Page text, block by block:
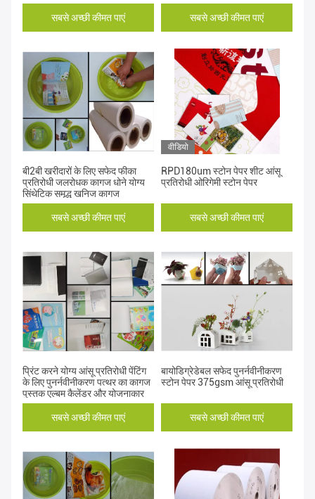
सबसे अच्छी कीमत पाएं सबसे अच्छी कीमत पाएं
बी2बी खरीदारों के लिए सफेद फीका
प्रतिरोधी जलरोधक कागज धोने योग्य
सिंथेटिक समृद्ध खनिज कागज
सबसे अच्छी कीमत पाएं
वीडियो
RPD180um स्टोन पेपर शीट आंसू
प्रतिरोधी ओरिगेमी स्टोन पेपर
सबसे अच्छी कीमत पाएं
प्रिंट करने योग्य आंसू प्रतिरोधी पेंटिंग
के लिए पुनर्नवीनीकरण पत्थर का कागज
पुस्तक एल्बम कैलेंडर और योजनाकार
सबसे अच्छी कीमत पाएं
बायोडिग्रेडेबल सफेद पुनर्नवीनीकरण
स्टोन पेपर 375gsm आंसू प्रतिरोधी
सबसे अच्छी कीमत पाएं